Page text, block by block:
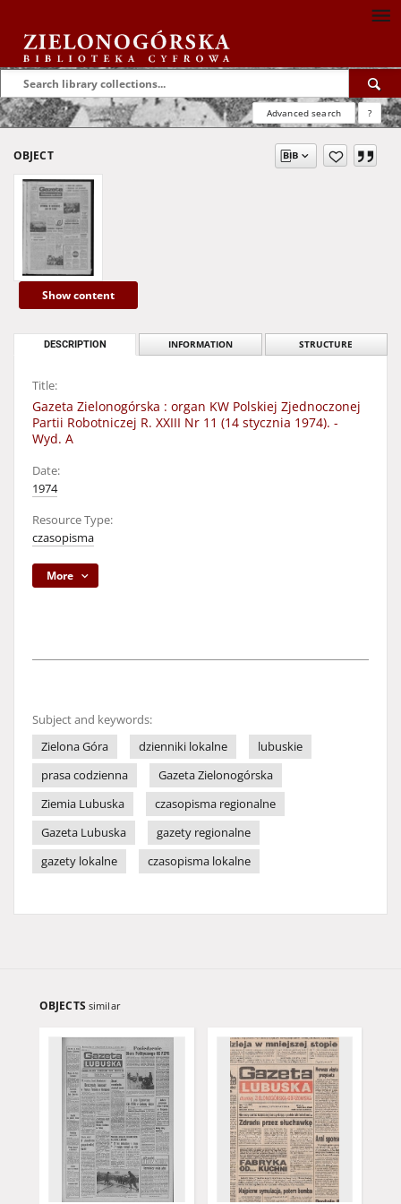
Advanced search ?
OBJECT
Show content
DESCRIPTION INFORMATION STRUCTURE
Title:
Gazeta Zielonogórska : organ KW Polskiej Zjednoczonej
Partii Robotniczej R. XXIII Nr 11 (14 stycznia 1974). -
Wyd. A
Date:
1974
Resource Type:
czasopisma
More
Subject and keywords:
Zielona Góra
dzienniki lokalne
lubuskie
prasa codzienna
Gazeta Zielonogórska
Ziemia Lubuska
czasopisma regionalne
Gazeta Lubuska
gazety regionalne
gazety lokalne
czasopisma lokalne
OBJECTS similar